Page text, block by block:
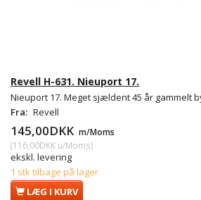
Revell H-631. Nieuport 17.
Nieuport 17. Meget sjældent 45 år gammelt
Fra: Revell
145,00DKK m/Moms
(116,00DKK u/Moms)
ekskl. levering
1 stk tilbage på lager
LÆG I KURV